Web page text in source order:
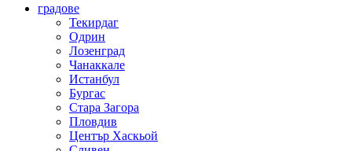
градове
Текирдаг
Одрин
Лозенград
Чанаккале
Истанбул
Бургас
Стара Загора
Пловдив
Център Хаскьой